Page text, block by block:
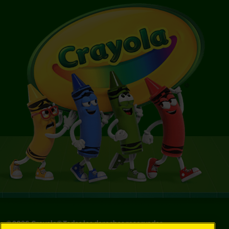
©2026Crayola® Todos los derechos reservados.